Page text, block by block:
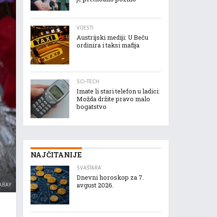
VIJESTI
Austrijski mediji: U Beču
ordinira i taksi mafija
SCI-TECH
Imate li stari telefon u ladici:
Možda držite pravo malo
bogatstvo
NAJČITANIJE
SVAŠTARA
Dnevni horoskop za 7.
avgust 2026.